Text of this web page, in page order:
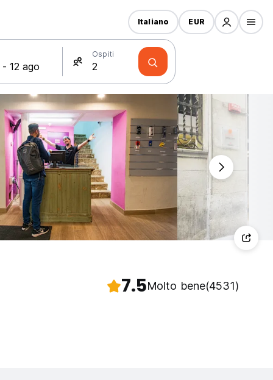
Ospiti
Italiano EUR
7.5Molto bene(4531)